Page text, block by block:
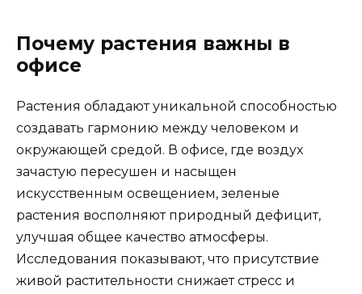
Почему растения важны в
офисе
Растения обладают уникальной способностью
создавать гармонию между человеком и
окружающей средой. В офисе, где воздух
зачастую пересушен и насыщен
искусственным освещением, зеленые
растения восполняют природный дефицит,
улучшая общее качество атмосферы.
Исследования показывают, что присутствие
живой растительности снижает стресс и